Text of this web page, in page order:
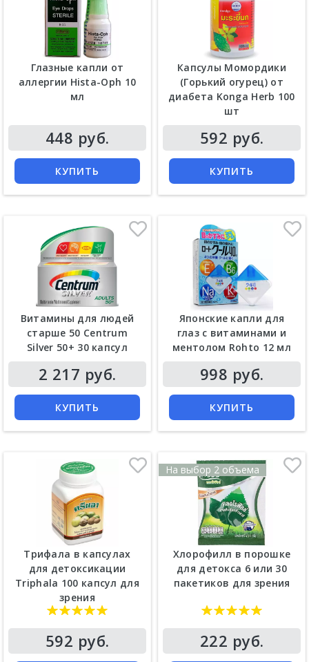
Глазные капли от
аллергии Hista-Oph 10
мл
448 руб.
КУПИТЬ
Капсулы Момордики
(Горький огурец) от
диабета Konga Herb 100
шт
592 руб.
КУПИТЬ
Витамины для людей
старше 50 Centrum
Silver 50+ 30 капсул
2 217 руб.
КУПИТЬ
Японские капли для
глаз с витаминами и
ментолом Rohto 12 мл
998 руб.
КУПИТЬ
Трифала в капсулах
для детоксикации
Triphala 100 капсул для
зрения
592 руб.
На выбор 2 объема
Хлорофилл в порошке
для детокса 6 или 30
пакетиков для зрения
222 руб.